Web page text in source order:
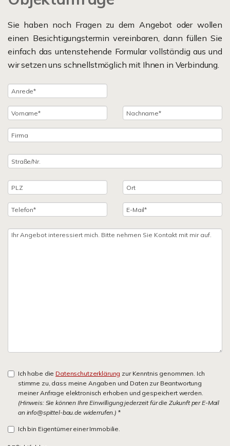
Sie haben noch Fragen zu dem Angebot oder wollen
einen Besichtigungstermin vereinbaren, dann füllen Sie
einfach das untenstehende Formular vollständig aus und
wir setzen uns schnellstmöglich mit Ihnen in Verbindung.
Ich habe die Datenschutzerklärung zur Kenntnis genommen. Ich
stimme zu, dass meine Angaben und Daten zur Beantwortung
meiner Anfrage elektronisch erhoben und gespeichert werden.
(Hinweis: Sie können Ihre Einwilligung jederzeit für die Zukunft per E-Mail
an info@spittel-bau.de widerrufen.) *
Ich bin Eigentümer einer Immobilie.